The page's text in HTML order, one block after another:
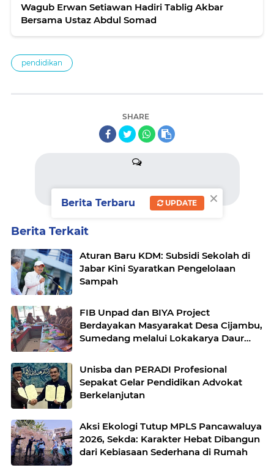
Wagub Erwan Setiawan Hadiri Tablig Akbar
Bersama Ustaz Abdul Somad
pendidikan
SHARE
komentar
Berita Terkait
Aturan Baru KDM: Subsidi Sekolah di
Jabar Kini Syaratkan Pengelolaan
Sampah
FIB Unpad dan BIYA Project
Berdayakan Masyarakat Desa Cijambu,
Sumedang melalui Lokakarya Daur
Unisba dan PERADI Profesional
Sepakat Gelar Pendidikan Advokat
Berkelanjutan
Aksi Ekologi Tutup MPLS Pancawaluya
2026, Sekda: Karakter Hebat Dibangun
dari Kebiasaan Sederhana di Rumah
×
Berita Terbaru UPDATE